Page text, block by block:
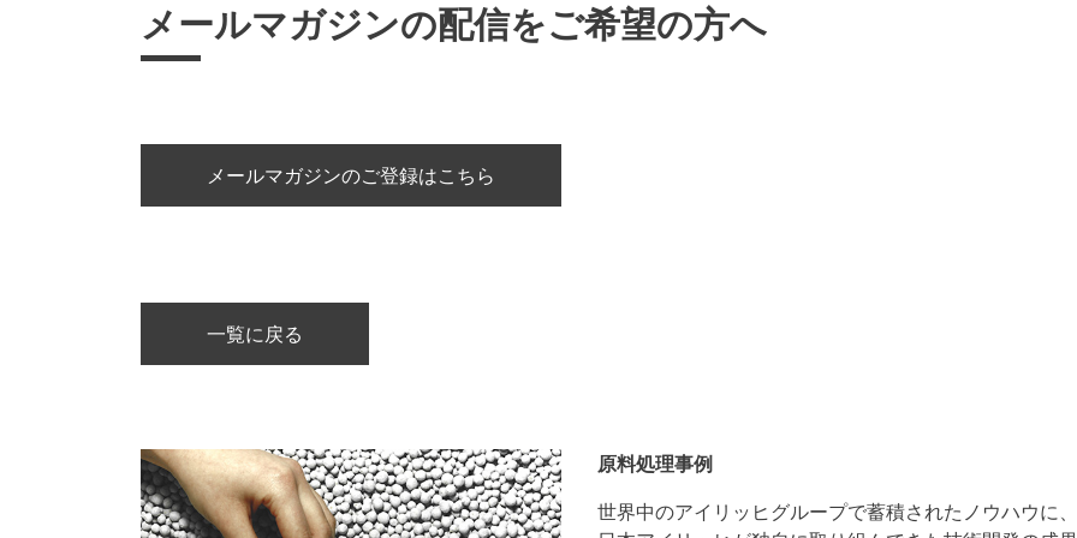
メールマガジンの配信をご希望の方へ
メールマガジンのご登録はこちら
一覧に戻る
原料処理事例
世界中のアイリッヒグループで蓄積されたノウハウに、